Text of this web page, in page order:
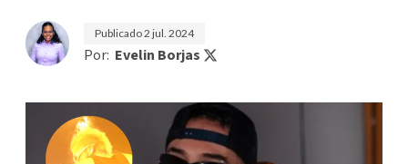
Publicado2 jul. 2024
Por: Evelin Borjas